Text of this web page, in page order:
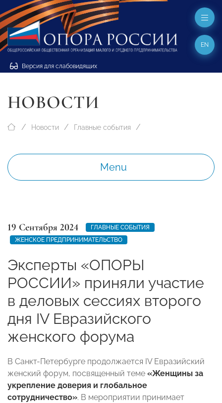
Версия для слабовидящих
EN
НОВОСТИ
Новости Главные события
Menu
19 Сентября 2024
ГЛАВНЫЕ СОБЫТИЯ
ЖЕНСКОЕ ПРЕДПРИНИМАТЕЛЬСТВО
Эксперты «ОПОРЫ
РОССИИ» приняли участие
в деловых сессиях второго
дня IV Евразийского
женского форума
В Санкт-Петербурге продолжается IV Евразийский
женский форум, посвященный теме «Женщины за
укрепление доверия и глобальное
сотрудничество». В мероприятии принимает